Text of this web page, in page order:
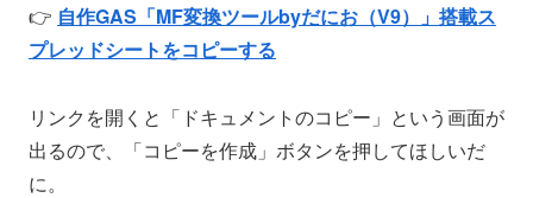
👉 自作GAS「MF変換ツールbyだにお（V9）」搭載ス
プレッドシートをコピーする
リンクを開くと「ドキュメントのコピー」という画面が
出るので、「コピーを作成」ボタンを押してほしいだ
に。